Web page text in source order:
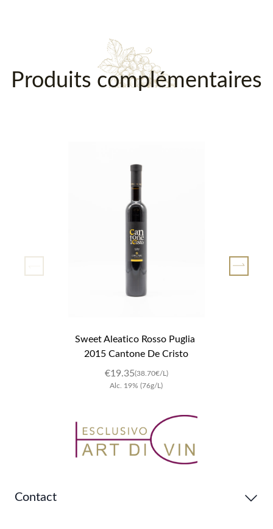
Produits complémentaires
Sweet Aleatico Rosso Puglia
2015 Cantone De Cristo
€19.35(38.70€/L)
Alc. 19% (76g/L)
Contact